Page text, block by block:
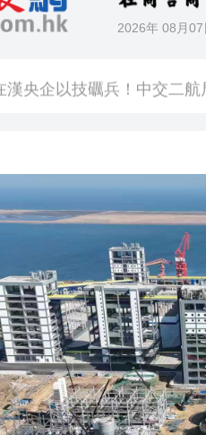
2026年 08月07
漢央企匠心築造賦能區域發
漢央企以技礪兵！中交二
白雲機場舉辦會員盛典，
瑞銀：人型機器人仍處早期
中國旅遊日在廣州啟幕，白
漢央企匠心築造賦能區域
國再對古巴揮舞「制裁大
漢央企以技礪兵！中交二
港按揭合約5598宗按月升